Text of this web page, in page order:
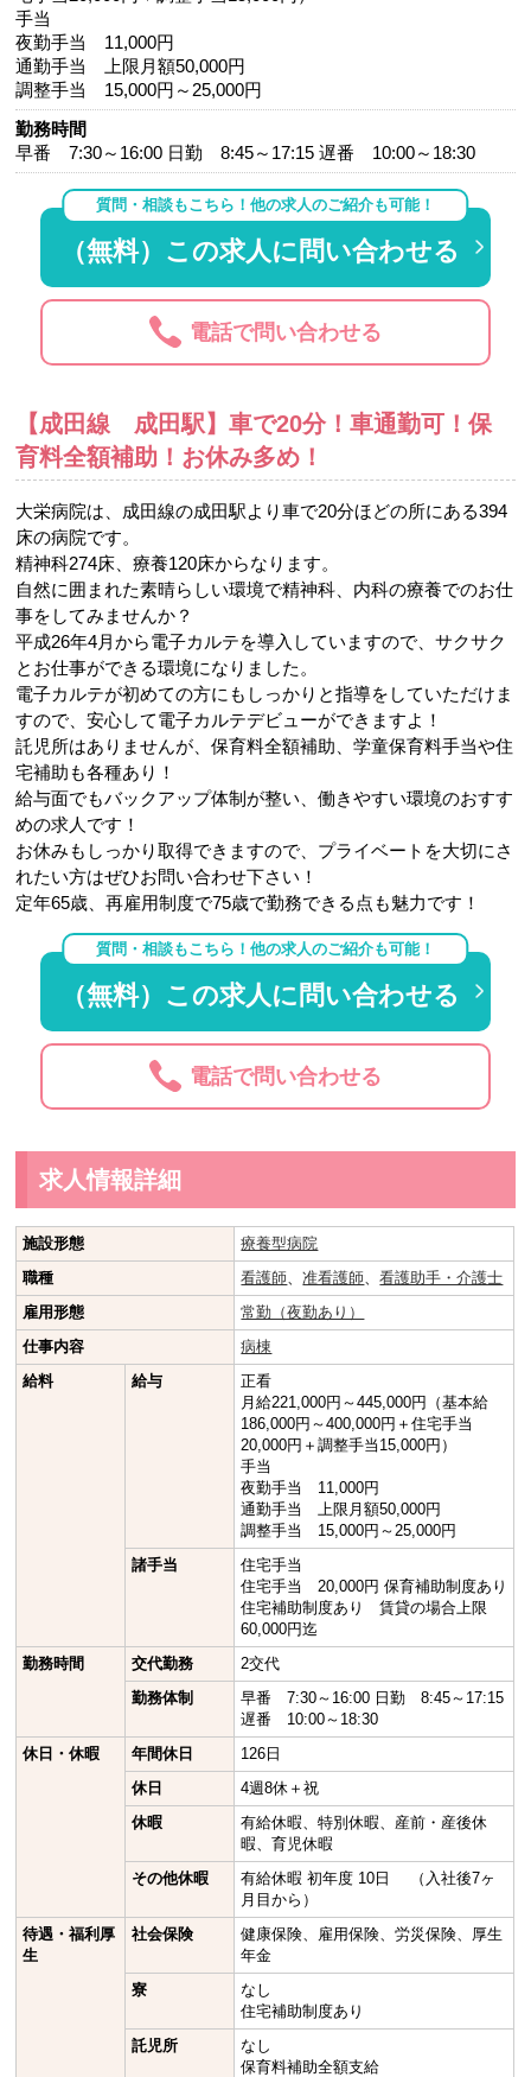
手当
夜勤手当 11,000円
通勤手当 上限月額50,000円
調整手当 15,000円～25,000円
勤務時間
早番 7:30～16:00 日勤 8:45～17:15 遅番 10:00～18:30
質問・相談もこちら！他の求人のご紹介も可能！
（無料）この求人に問い合わせる
電話で問い合わせる
【成田線 成田駅】車で20分！車通勤可！保
育料全額補助！お休み多め！
大栄病院は、成田線の成田駅より車で20分ほどの所にある394
床の病院です。
精神科274床、療養120床からなります。
自然に囲まれた素晴らしい環境で精神科、内科の療養でのお仕
事をしてみませんか？
平成26年4月から電子カルテを導入していますので、サクサク
とお仕事ができる環境になりました。
電子カルテが初めての方にもしっかりと指導をしていただけま
すので、安心して電子カルテデビューができますよ！
託児所はありませんが、保育料全額補助、学童保育料手当や住
宅補助も各種あり！
給与面でもバックアップ体制が整い、働きやすい環境のおすす
めの求人です！
お休みもしっかり取得できますので、プライベートを大切にさ
れたい方はぜひお問い合わせ下さい！
定年65歳、再雇用制度で75歳で勤務できる点も魅力です！
質問・相談もこちら！他の求人のご紹介も可能！
（無料）この求人に問い合わせる
電話で問い合わせる
求人情報詳細
施設形態
療養型病院
職種
看護師 、准看護師 、看護助手・介護士
雇用形態
常勤（夜勤あり）
仕事内容
病棟
給料
給与
正看
月給221,000円～445,000円（基本給
186,000円～400,000円＋住宅手当
20,000円＋調整手当15,000円）
手当
夜勤手当 11,000円
通勤手当 上限月額50,000円
調整手当 15,000円～25,000円
諸手当
住宅手当
住宅手当 20,000円 保育補助制度あり
住宅補助制度あり 賃貸の場合上限
60,000円迄
勤務時間
交代勤務
2交代
勤務体制
早番 7:30～16:00 日勤 8:45～17:15
遅番 10:00～18:30
休日・休暇
年間休日
126日
休日
4週8休＋祝
休暇
有給休暇、特別休暇、産前・産後休
暇、育児休暇
その他休暇
有給休暇 初年度 10日 （入社後7ヶ
月目から）
待遇・福利厚
生
社会保険
健康保険、雇用保険、労災保険、厚生
年金
寮
なし
住宅補助制度あり
託児所
なし
保育料補助全額支給